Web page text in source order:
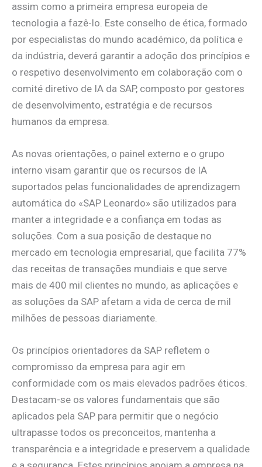
assim como a primeira empresa europeia de
tecnologia a fazê-lo. Este conselho de ética, formado
por especialistas do mundo académico, da política e
da indústria, deverá garantir a adoção dos princípios e
o respetivo desenvolvimento em colaboração com o
comité diretivo de IA da SAP, composto por gestores
de desenvolvimento, estratégia e de recursos
humanos da empresa.
As novas orientações, o painel externo e o grupo
interno visam garantir que os recursos de IA
suportados pelas funcionalidades de aprendizagem
automática do «SAP Leonardo» são utilizados para
manter a integridade e a confiança em todas as
soluções. Com a sua posição de destaque no
mercado em tecnologia empresarial, que facilita 77%
das receitas de transações mundiais e que serve
mais de 400 mil clientes no mundo, as aplicações e
as soluções da SAP afetam a vida de cerca de mil
milhões de pessoas diariamente.
Os princípios orientadores da SAP refletem o
compromisso da empresa para agir em
conformidade com os mais elevados padrões éticos.
Destacam-se os valores fundamentais que são
aplicados pela SAP para permitir que o negócio
ultrapasse todos os preconceitos, mantenha a
transparência e a integridade e preservem a qualidade